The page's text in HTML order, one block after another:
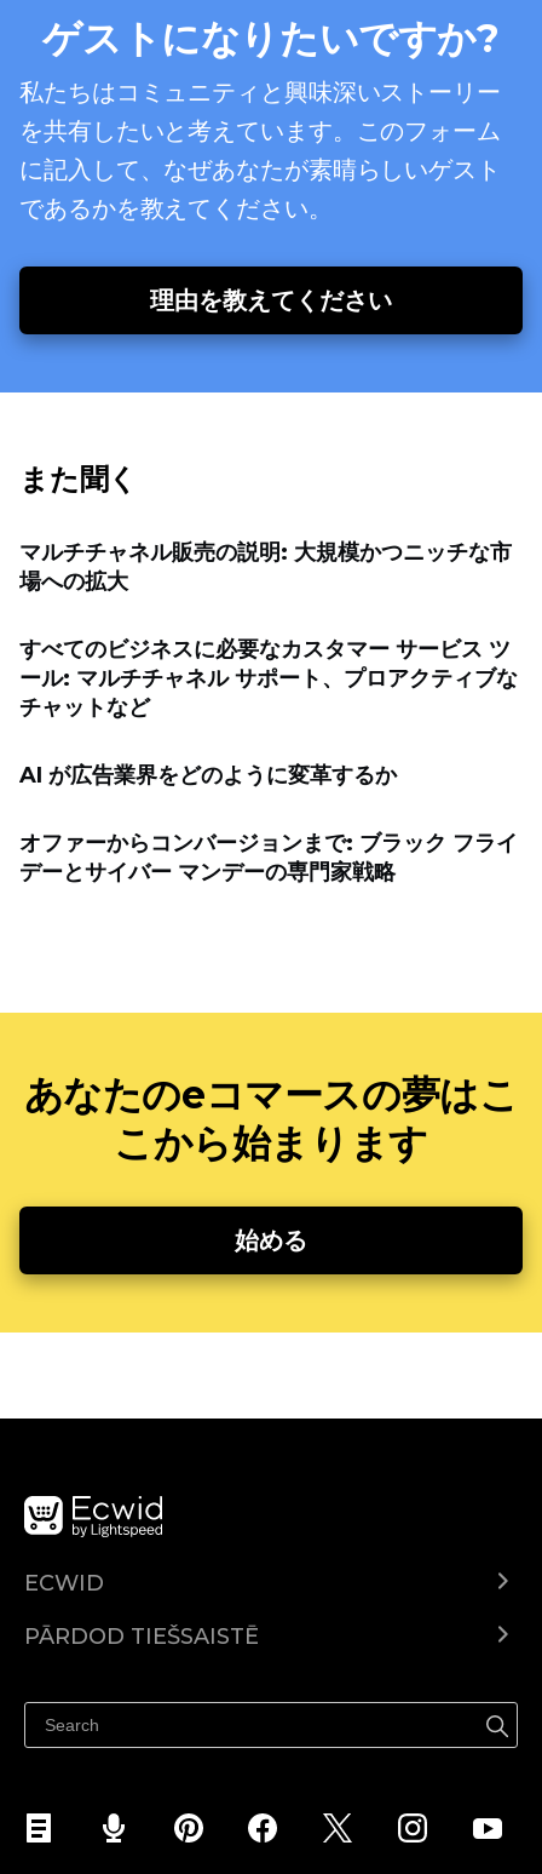
ゲストになりたいですか?
私たちはコミュニティと興味深いストーリー
を共有したいと考えています。このフォーム
に記入して、なぜあなたが素晴らしいゲスト
であるかを教えてください。
理由を教えてください
また聞く
マルチチャネル販売の説明: 大規模かつニッチな市
場への拡大
すべてのビジネスに必要なカスタマー サービス ツ
ール: マルチチャネル サポート、プロアクティブな
チャットなど
AI が広告業界をどのように変革するか
オファーからコンバージョンまで: ブラック フライ
デーとサイバー マンデーの専門家戦略
あなたのeコマースの夢はこ
こから始まります
始める
ECWID
Izcenojumi
PĀRDOD TIEŠSAISTĒ
Pārdod Facebook
Pārdod Instagram